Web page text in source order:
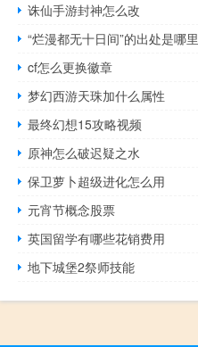
诛仙手游封神怎么改
“烂漫都无十日间”的出处是哪里
cf怎么更换徽章
梦幻西游天珠加什么属性
最终幻想15攻略视频
原神怎么破迟疑之水
保卫萝卜超级进化怎么用
元宵节概念股票
英国留学有哪些花销费用
地下城堡2祭师技能